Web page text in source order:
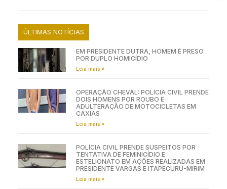
ÚLTIMAS NOTÍCIAS
EM PRESIDENTE DUTRA, HOMEM É PRESO
POR DUPLO HOMICÍDIO
Leia mais »
OPERAÇÃO CHEVAL: POLÍCIA CIVIL PRENDE
DOIS HOMENS POR ROUBO E
ADULTERAÇÃO DE MOTOCICLETAS EM
CAXIAS
Leia mais »
POLÍCIA CIVIL PRENDE SUSPEITOS POR
TENTATIVA DE FEMINICÍDIO E
ESTELIONATO EM AÇÕES REALIZADAS EM
PRESIDENTE VARGAS E ITAPECURU-MIRIM
Leia mais »